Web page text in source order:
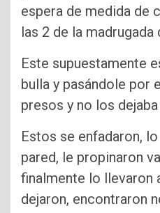
espera de medida de
las 2 de la
Este supuestamente
bulla y pasándole por
presos y no los
Estos se enfadaron,
pared, le propinaron
finalmente lo llevaron
dejaron, encontraron